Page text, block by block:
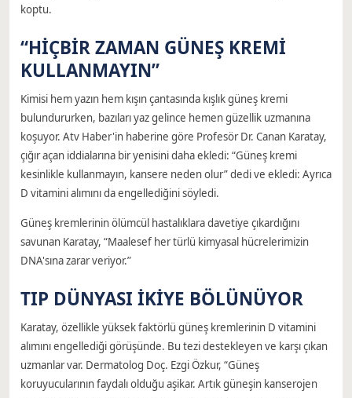
koptu.
“HİÇBİR ZAMAN GÜNEŞ KREMİ
KULLANMAYIN”
Kimisi hem yazın hem kışın çantasında kışlık güneş kremi
bulundururken, bazıları yaz gelince hemen güzellik uzmanına
koşuyor. Atv Haber'in haberine göre Profesör Dr. Canan Karatay,
çığır açan iddialarına bir yenisini daha ekledi: “Güneş kremi
kesinlikle kullanmayın, kansere neden olur” dedi ve ekledi: Ayrıca
D vitamini alımını da engellediğini söyledi.
Güneş kremlerinin ölümcül hastalıklara davetiye çıkardığını
savunan Karatay, “Maalesef her türlü kimyasal hücrelerimizin
DNA'sına zarar veriyor.”
TIP DÜNYASI İKİYE BÖLÜNÜYOR
Karatay, özellikle yüksek faktörlü güneş kremlerinin D vitamini
alımını engellediği görüşünde. Bu tezi destekleyen ve karşı çıkan
uzmanlar var. Dermatolog Doç. Ezgi Özkur, “Güneş
koruyucularının faydalı olduğu aşikar. Artık güneşin kanserojen